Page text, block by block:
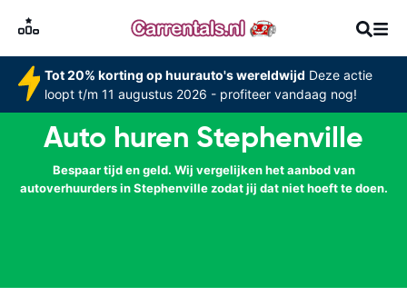
Tot 20% korting op huurauto's wereldwijd Deze actie
loopt t/m 11 augustus 2026 - profiteer vandaag nog!
Auto huren Stephenville
Bespaar tijd en geld. Wij vergelijken het aanbod van
autoverhuurders in Stephenville zodat jij dat niet hoeft te doen.